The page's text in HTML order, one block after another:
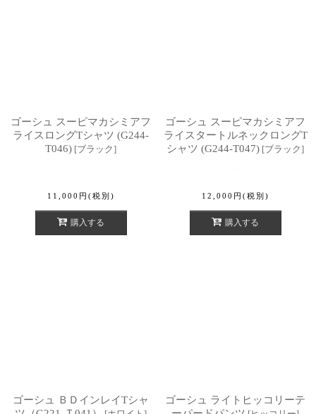
ゴーシュ スーピマカシミアフ
ライスロングTシャツ (G244-
T046) [ブラック]
11,000 円 (税別)
購入する
ゴーシュ スーピマカシミアフ
ライスタートルネックロングT
シャツ (G244-T047) [ブラック]
12,000 円 (税別)
購入する
ゴーシュ ＢＤインレイTシャ
ゴーシュ ライトヒッコリーテ